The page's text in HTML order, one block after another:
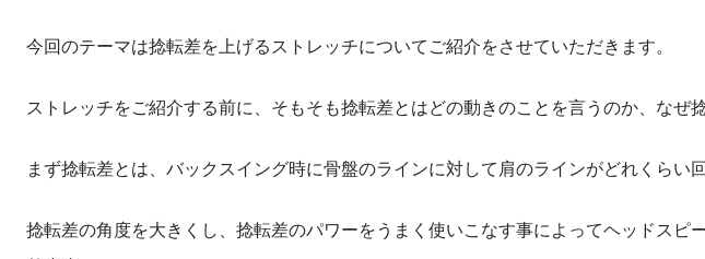
今回のテーマは捻転差を上げるストレッチについてご紹介をさせていただきます。
ストレッチをご紹介する前に、そもそも捻転差とはどの動きのことを言うのか、なぜ
まず捻転差とは、バックスイング時に骨盤のラインに対して肩のラインがどれくらい
捻転差の角度を大きくし、捻転差のパワーをうまく使いこなす事によってヘッドスピ